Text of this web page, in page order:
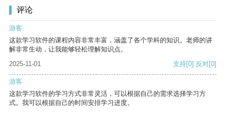
评论
游客
这款学习软件的课程内容非常丰富，涵盖了各个学科的知识。老师的讲
解非常生动，让我能够轻松理解知识点。
2025-11-01
支持[0] 反对[0]
游客
这款学习软件的学习方式非常灵活，可以根据自己的需求选择学习方
式。我可以根据自己的时间安排学习进度。